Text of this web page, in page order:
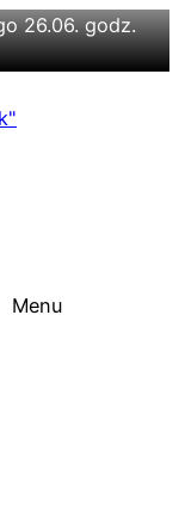
26.06. godz.
Menu